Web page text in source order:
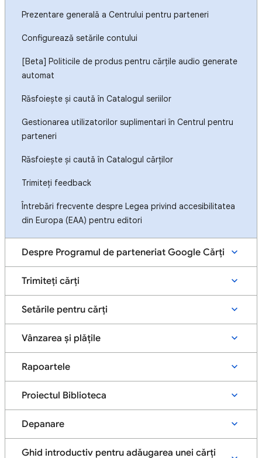
Prezentare generală a Centrului pentru parteneri
Configurează setările contului
[Beta] Politicile de produs pentru cărțile audio generate
automat
Răsfoiește și caută în Catalogul seriilor
Gestionarea utilizatorilor suplimentari în Centrul pentru
parteneri
Răsfoiește și caută în Catalogul cărților
Trimiteți feedback
Întrebări frecvente despre Legea privind accesibilitatea
din Europa (EAA) pentru editori
Despre Programul de parteneriat Google Cărți
Trimiteți cărți
Setările pentru cărți
Vânzarea și plățile
Rapoartele
Proiectul Biblioteca
Depanare
Ghid introductiv pentru adăugarea unei cărți